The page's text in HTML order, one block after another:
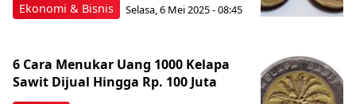
Ekonomi & Bisnis Selasa, 6 Mei 2025 - 08:45
6 Cara Menukar Uang 1000 Kelapa
Sawit Dijual Hingga Rp. 100 Juta